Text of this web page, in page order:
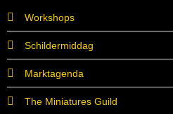
Workshops
Schildermiddag
Marktagenda
The Miniatures Guild